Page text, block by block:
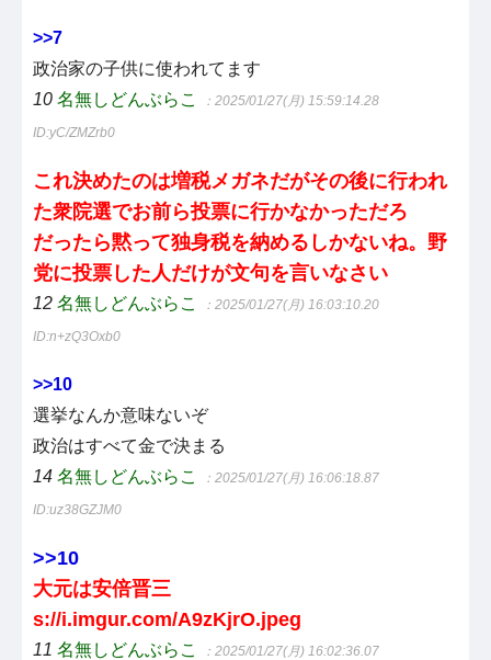
>>7
政治家の子供に使われてます
10 名無しどんぶらこ ：2025/01/27(月) 15:59:14.28
ID:yC/ZMZrb0
これ決めたのは増税メガネだがその後に行われ
た衆院選でお前ら投票に行かなかっただろ
だったら黙って独身税を納めるしかないね。野
党に投票した人だけが文句を言いなさい
12 名無しどんぶらこ ：2025/01/27(月) 16:03:10.20
ID:n+zQ3Oxb0
>>10
選挙なんか意味ないぞ
政治はすべて金で決まる
14 名無しどんぶらこ ：2025/01/27(月) 16:06:18.87
ID:uz38GZJM0
>>10
大元は安倍晋三
s://i.imgur.com/A9zKjrO.jpeg
11 名無しどんぶらこ ：2025/01/27(月) 16:02:36.07